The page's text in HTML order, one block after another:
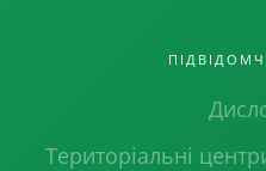
Територіальні